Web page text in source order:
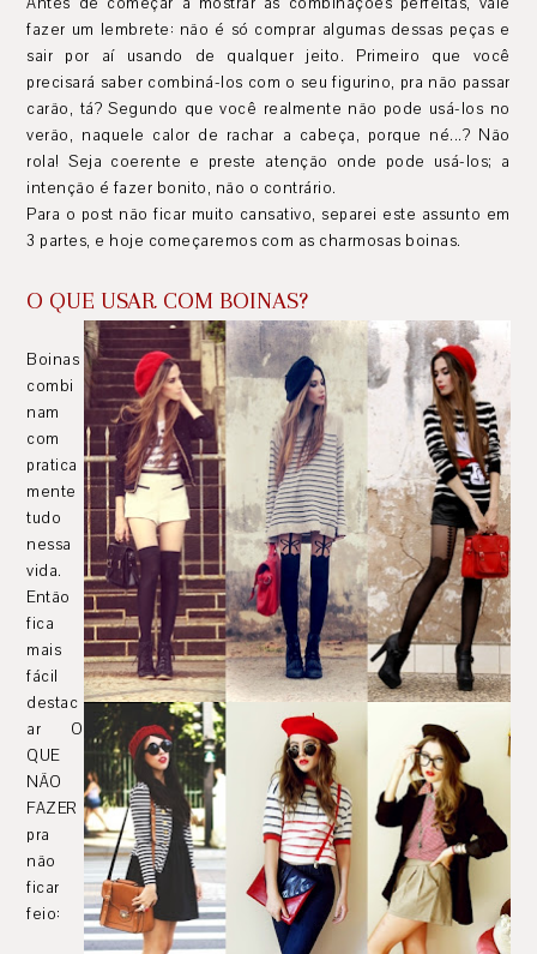
fazer um lembrete: não é só comprar algumas dessas peças e
sair por aí usando de qualquer jeito. Primeiro que você
precisará saber combiná-los com o seu figurino, pra não passar
carão, tá? Segundo que você realmente não pode usá-los no
verão, naquele calor de rachar a cabeça, porque né...? Não
rola! Seja coerente e preste atenção onde pode usá-los; a
intenção é fazer bonito, não o contrário.
Para o post não ficar muito cansativo, separei este assunto em
3 partes, e hoje começaremos com as charmosas boinas.
O QUE USAR COM BOINAS?
Boinas
combi
nam
com
pratica
mente
tudo
nessa
vida.
Então
fica
mais
fácil
destac
ar O
QUE
NÃO
FAZER
pra
não
ficar
feio: